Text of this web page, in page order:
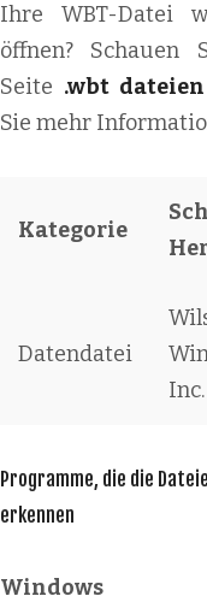
Ihre WBT-Datei
öffnen? Schauen
Seite .wbt
Sie mehr
Kategorie
Datendatei
Inc.
Programme, die die
erkennen
Windows